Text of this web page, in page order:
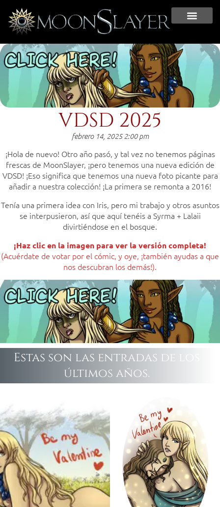
VDSD 2025
febrero 14, 2025 2:00 pm
¡Hola de nuevo! Otro año pasó, y tal vez no tenemos páginas
frescas de MoonSlayer, ¡pero tenemos una nueva edición de
VDSD! ¡Eso significa que tenemos una nueva foto picante para
añadir a nuestra colección! ¡La primera se remonta a 2016!
Tenía una primera idea con Iris, pero mi trabajo y otros asuntos
se interpusieron, así que aquí tenéis a Syrma + Lalaii
divirtiéndose en el bosque.
¡Haz clic en la imagen para ver la versión completa!
(Acuérdate de votar por el cómic, y oye, ¡también ayudas a que
nos descubran los demás!).
Estas son las entradas de los
últimos años.